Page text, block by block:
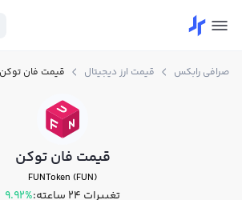
صرافی رابکس قیمت ارز دیجیتال قیمت فان توکن
قیمت فان توکن
FUNToken (FUN)
تغییرات ۲۴ ساعته: 9.92%